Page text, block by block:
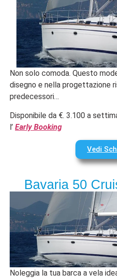
Non solo comoda. Questo
disegno e nella progettazione
predecessori…
Disponibile da €. 3.100 a
l’ Early Booking
Vedi
Bavaria 50
Noleggia la tua barca a vela